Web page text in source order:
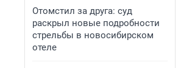
Отомстил за друга: суд
раскрыл новые подробности
стрельбы в новосибирском
отеле